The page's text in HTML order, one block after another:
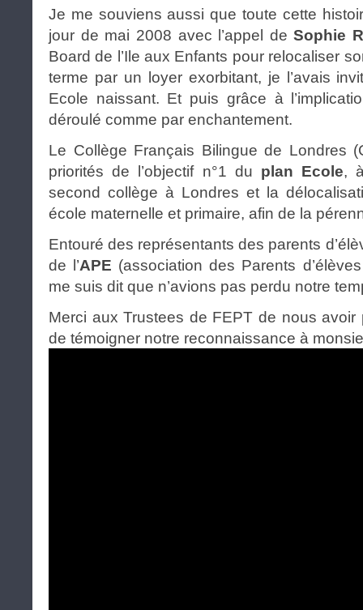
Je me souviens aussi que toute cette
jour de mai 2008 avec l’appel deSophie
Board de l’Ile aux Enfants pour relocaliser
terme par un loyer exorbitant, je l’avais
Ecole naissant. Et puis grâce à
déroulé comme par enchantement.
Le Collège Français Bilingue de Londres
priorités de l’objectif n°1 du plan Ecole,
second collège à Londres et la
école maternelle et primaire, afin de la
Entouré des représentants des parents
de l’APE (association des Parents
me suis dit que n’avions pas perdu notre
Merci aux Trustees de FEPT de nous
de témoigner notre reconnaissance à